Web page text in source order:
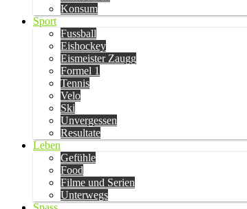
Konsum
Sport
Fussball
Eishockey
Eismeister Zaugg
Formel 1
Tennis
Velo
Ski
Unvergessen
Resultate
Leben
Gefühle
Food
Filme und Serien
Unterwegs